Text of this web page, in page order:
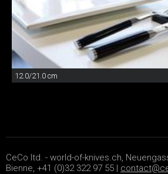
12.0/21.0 cm
CeCo ltd. - world-of-knives.ch,
Bienne, +41 (0)32 322 97 55 |